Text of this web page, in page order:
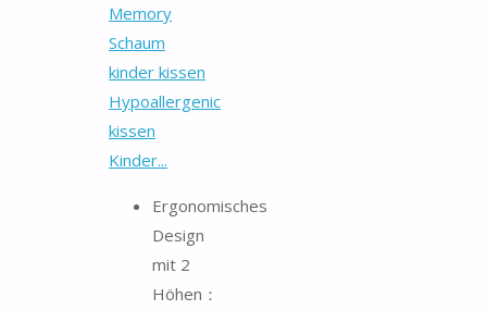
Memory
Schaum
kinder kissen
Hypoallergenic
kissen
Kinder...
Ergonomisches
Design
mit 2
Höhen：